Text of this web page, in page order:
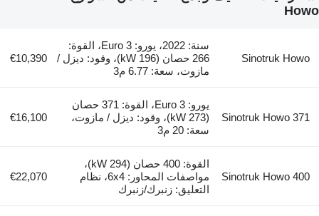
Howo
Sinotruk Howo
سنة: 2022، يورو: Euro 3، القوة:
266 حصان (196 kW)، وقود: ديزل /
مازوت، سعة: 6.77 م3
€10,390
Sinotruk Howo 371
يورو: Euro 3، القوة: 371 حصان
(273 kW)، وقود: ديزل / مازوت،
سعة: 20 م3
€16,100
Sinotruk Howo 400
القوة: 400 حصان (294 kW)،
مواصفات المحاور: 6x4، نظام
التعليق: زنبرك/زنبرك
€22,070